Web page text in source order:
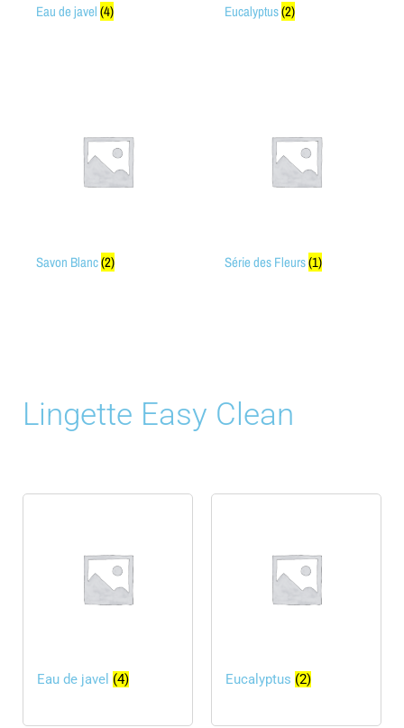
Eau de javel(4) Eucalyptus(2)
Savon Blanc(2) Série des Fleurs(1)
Lingette Easy Clean
Eau de javel (4) Eucalyptus (2)